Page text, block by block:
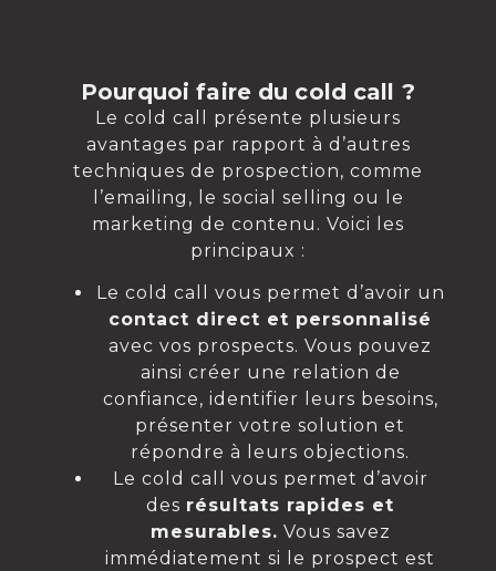
Pourquoi faire du cold call ?
Le cold call présente plusieurs
avantages par rapport à d’autres
techniques de prospection, comme
l’emailing, le social selling ou le
marketing de contenu. Voici les
principaux :
Le cold call vous permet d’avoir un
contact direct et personnalisé
avec vos prospects. Vous pouvez
ainsi créer une relation de
confiance, identifier leurs besoins,
présenter votre solution et
répondre à leurs objections.
Le cold call vous permet d’avoir
des résultats rapides et
mesurables. Vous savez
immédiatement si le prospect est